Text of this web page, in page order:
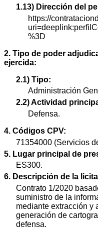
1.13) Dirección del
https://
%3D
2. Tipo de poder
ejercida:
2.1) Tipo:
Administración
2.2) Actividad
Defensa.
4. Códigos CPV:
71354000 (Servicios
5. Lugar principal de
ES300.
6. Descripción de la
Contrato 1/2020
suministro de la
mediante extracción y
generación de
defensa.